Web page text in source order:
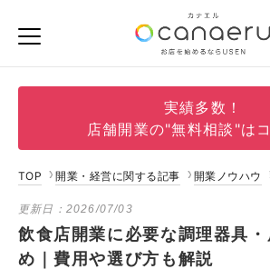
実績多数！
店舗開業の"無料相談"は
TOP 開業・経営に関する記事 開業ノウハウ
更新日： 2026/07/03
飲食店開業に必要な調理器具・
め｜費用や選び方も解説